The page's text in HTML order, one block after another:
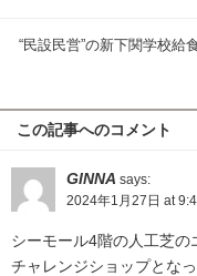
“民設民営”の新下関学校
この記事へのコメント
GINNA says:
2024年1月27日 at
シーモール4階の人工芝
チャレンジショップとな